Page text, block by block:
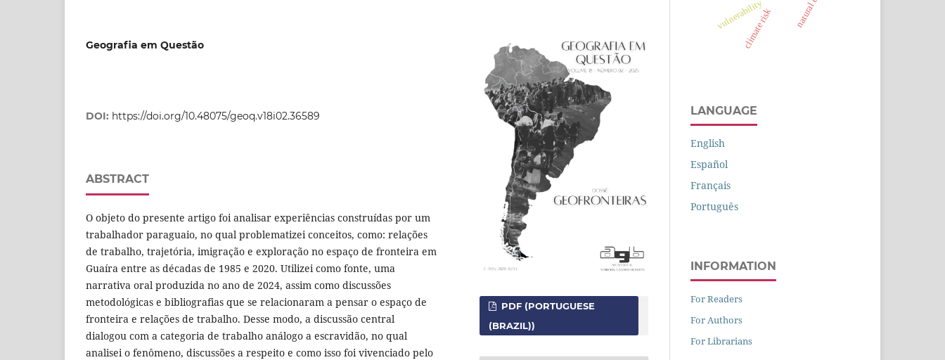
Geografia em Questão
DOI: https://doi.org/10.48075/geoq.v18i02.36589
ABSTRACT
O objeto do presente artigo foi analisar experiências construídas por um
trabalhador paraguaio, no qual problematizei conceitos, como: relações
de trabalho, trajetória, imigração e exploração no espaço de fronteira em
Guaíra entre as décadas de 1985 e 2020. Utilizei como fonte, uma
narrativa oral produzida no ano de 2024, assim como discussões
metodológicas e bibliografias que se relacionaram a pensar o espaço de
fronteira e relações de trabalho. Desse modo, a discussão central
dialogou com a categoria de trabalho análogo a escravidão, no qual
analisei o fenômeno, discussões a respeito e como isso foi vivenciado pelo
PDF (PORTUGUESE
(BRAZIL))
vulnerability
climate risk
LANGUAGE
English
Español
Français
Português
INFORMATION
For Readers
For Authors
For Librarians